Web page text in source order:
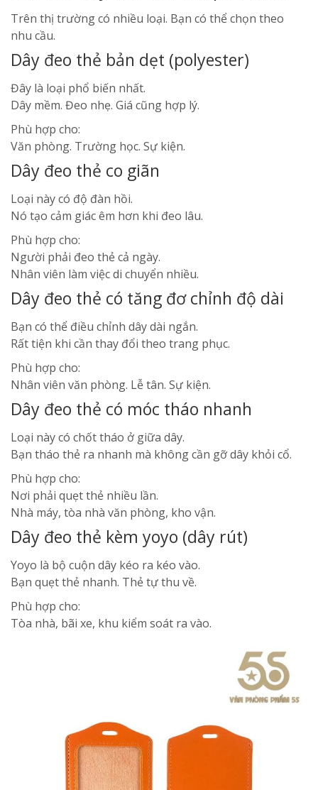
Trên thị trường có nhiều loại. Bạn có thể chọn theo
nhu cầu.
Dây đeo thẻ bản dẹt (polyester)
Đây là loại phổ biến nhất.
Dây mềm. Đeo nhẹ. Giá cũng hợp lý.
Phù hợp cho:
Văn phòng. Trường học. Sự kiện.
Dây đeo thẻ co giãn
Loại này có độ đàn hồi.
Nó tạo cảm giác êm hơn khi đeo lâu.
Phù hợp cho:
Người phải đeo thẻ cả ngày.
Nhân viên làm việc di chuyển nhiều.
Dây đeo thẻ có tăng đơ chỉnh độ dài
Bạn có thể điều chỉnh dây dài ngắn.
Rất tiện khi cần thay đổi theo trang phục.
Phù hợp cho:
Nhân viên văn phòng. Lễ tân. Sự kiện.
Dây đeo thẻ có móc tháo nhanh
Loại này có chốt tháo ở giữa dây.
Bạn tháo thẻ ra nhanh mà không cần gỡ dây khỏi cổ.
Phù hợp cho:
Nơi phải quẹt thẻ nhiều lần.
Nhà máy, tòa nhà văn phòng, kho vận.
Dây đeo thẻ kèm yoyo (dây rút)
Yoyo là bộ cuộn dây kéo ra kéo vào.
Bạn quẹt thẻ nhanh. Thẻ tự thu về.
Phù hợp cho:
Tòa nhà, bãi xe, khu kiểm soát ra vào.